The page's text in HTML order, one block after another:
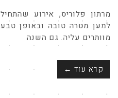
מרתון פלוריס, אירוע
למען מטרה טובה ובאופן
מוותרים עליה. גם השנה
קרא עוד ←